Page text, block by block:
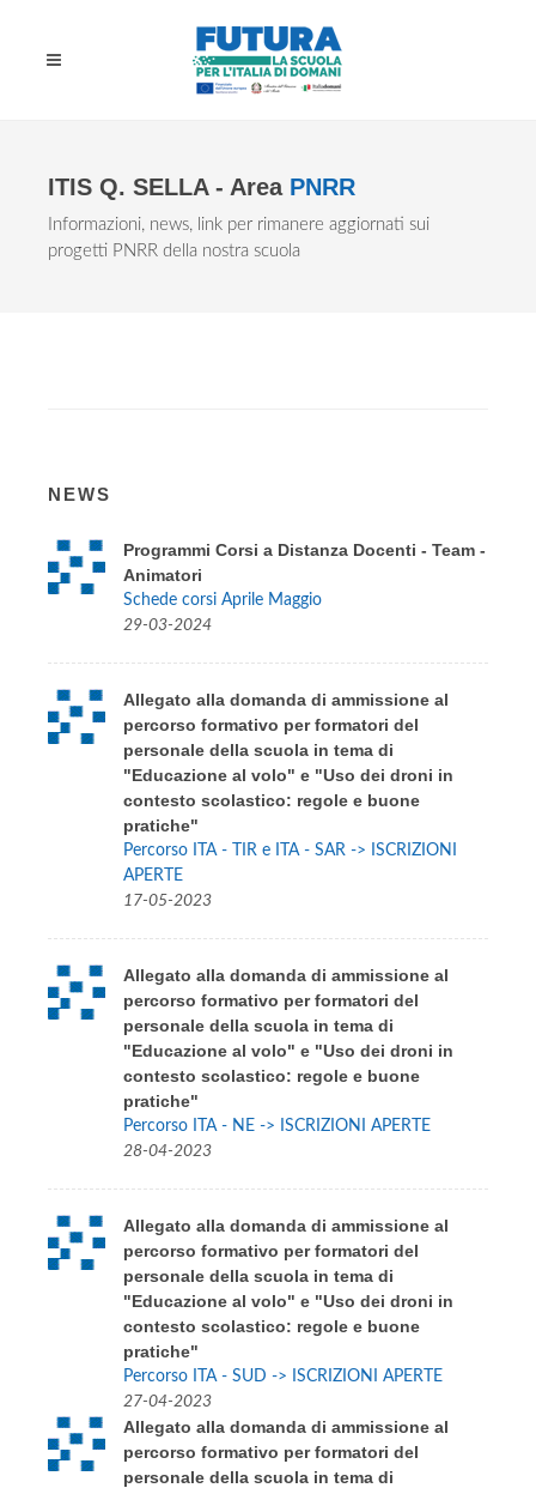
ITIS Q. SELLA - Area PNRR
Informazioni, news, link per rimanere aggiornati sui
progetti PNRR della nostra scuola
NEWS
Programmi Corsi a Distanza Docenti - Team -
Animatori
Schede corsi Aprile Maggio
29-03-2024
Allegato alla domanda di ammissione al
percorso formativo per formatori del
personale della scuola in tema di
"Educazione al volo" e "Uso dei droni in
contesto scolastico: regole e buone
pratiche"
Percorso ITA - TIR e ITA - SAR -> ISCRIZIONI
APERTE
17-05-2023
Allegato alla domanda di ammissione al
percorso formativo per formatori del
personale della scuola in tema di
"Educazione al volo" e "Uso dei droni in
contesto scolastico: regole e buone
pratiche"
Percorso ITA - NE -> ISCRIZIONI APERTE
28-04-2023
Allegato alla domanda di ammissione al
percorso formativo per formatori del
personale della scuola in tema di
"Educazione al volo" e "Uso dei droni in
contesto scolastico: regole e buone
pratiche"
Percorso ITA - SUD -> ISCRIZIONI APERTE
27-04-2023
Allegato alla domanda di ammissione al
percorso formativo per formatori del
personale della scuola in tema di